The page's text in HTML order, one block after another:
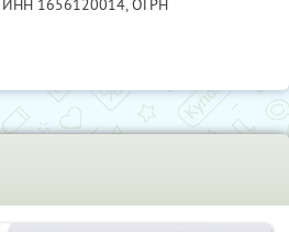
ИНН 1656120014, ОГРН